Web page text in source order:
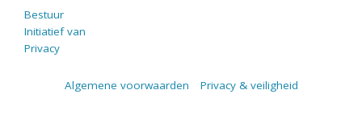
Bestuur
Initiatief van
Privacy
Algemene voorwaarden Privacy & veiligheid